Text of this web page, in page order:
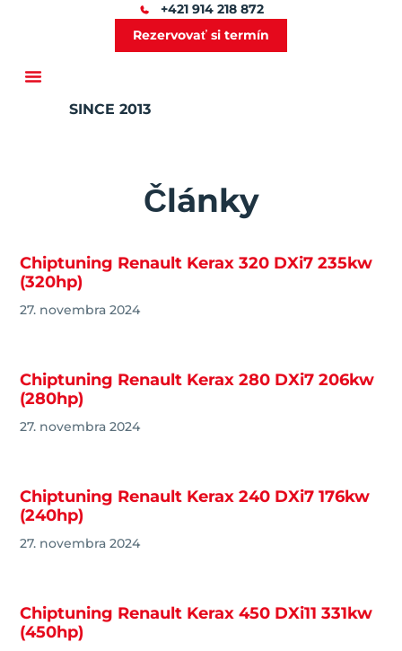
+421 914 218 872
Rezervovať si termín
SINCE 2013
Články
Chiptuning Renault Kerax 320 DXi7 235kw
(320hp)
27. novembra 2024
Chiptuning Renault Kerax 280 DXi7 206kw
(280hp)
27. novembra 2024
Chiptuning Renault Kerax 240 DXi7 176kw
(240hp)
27. novembra 2024
Chiptuning Renault Kerax 450 DXi11 331kw
(450hp)